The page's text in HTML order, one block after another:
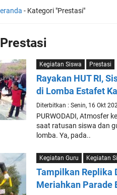
- Kategori "Prestasi"
Prestasi
Kegiatan Siswa Prestasi
Rayakan HUT RI,
di Lomba Estafet
Diterbitkan : Senin, 16 Okt
PURWODADI, Atmosfer
saat ratusan siswa dan
lomba. Ya, pada..
Kegiatan Guru Kegiatan
Tampilkan Replika
Meriahkan Parade